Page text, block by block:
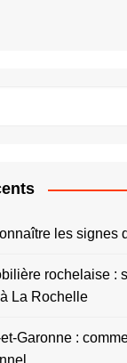
les signes
rochelaise :
La Rochelle
Garonne :